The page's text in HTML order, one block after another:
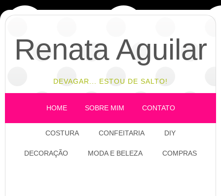
Renata Aguilar
DEVAGAR... ESTOU DE SALTO!
HOME SOBRE MIM CONTATO
COSTURA CONFEITARIA DIY
DECORAÇÃO MODA E BELEZA COMPRAS